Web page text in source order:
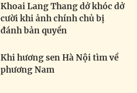
Khoai Lang Thang dở khóc dở
cười khi ảnh chính chủ bị
đánh bản quyền
Khi hương sen Hà Nội tìm về
phương Nam